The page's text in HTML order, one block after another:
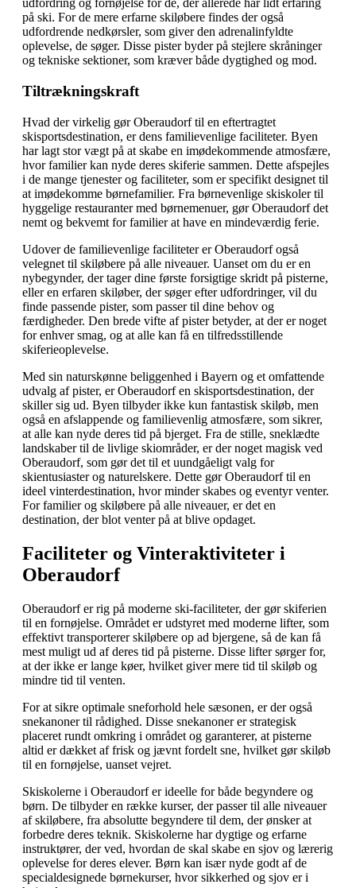
udfordring og fornøjelse for de, der allerede har lidt erfaring
på ski. For de mere erfarne skiløbere findes der også
udfordrende nedkørsler, som giver den adrenalinfyldte
oplevelse, de søger. Disse pister byder på stejlere skråninger
og tekniske sektioner, som kræver både dygtighed og mod.
Tiltrækningskraft
Hvad der virkelig gør Oberaudorf til en eftertragtet
skisportsdestination, er dens familievenlige faciliteter. Byen
har lagt stor vægt på at skabe en imødekommende atmosfære,
hvor familier kan nyde deres skiferie sammen. Dette afspejles
i de mange tjenester og faciliteter, som er specifikt designet til
at imødekomme børnefamilier. Fra børnevenlige skiskoler til
hyggelige restauranter med børnemenuer, gør Oberaudorf det
nemt og bekvemt for familier at have en mindeværdig ferie.
Udover de familievenlige faciliteter er Oberaudorf også
velegnet til skiløbere på alle niveauer. Uanset om du er en
nybegynder, der tager dine første forsigtige skridt på pisterne,
eller en erfaren skiløber, der søger efter udfordringer, vil du
finde passende pister, som passer til dine behov og
færdigheder. Den brede vifte af pister betyder, at der er noget
for enhver smag, og at alle kan få en tilfredsstillende
skiferieoplevelse.
Med sin naturskønne beliggenhed i Bayern og et omfattende
udvalg af pister, er Oberaudorf en skisportsdestination, der
skiller sig ud. Byen tilbyder ikke kun fantastisk skiløb, men
også en afslappende og familievenlig atmosfære, som sikrer,
at alle kan nyde deres tid på bjerget. Fra de stille, sneklædte
landskaber til de livlige skiområder, er der noget magisk ved
Oberaudorf, som gør det til et uundgåeligt valg for
skientusiaster og naturelskere. Dette gør Oberaudorf til en
ideel vinterdestination, hvor minder skabes og eventyr venter.
For familier og skiløbere på alle niveauer, er det en
destination, der blot venter på at blive opdaget.
Faciliteter og Vinteraktiviteter i
Oberaudorf
Oberaudorf er rig på moderne ski-faciliteter, der gør skiferien
til en fornøjelse. Området er udstyret med moderne lifter, som
effektivt transporterer skiløbere op ad bjergene, så de kan få
mest muligt ud af deres tid på pisterne. Disse lifter sørger for,
at der ikke er lange køer, hvilket giver mere tid til skiløb og
mindre tid til venten.
For at sikre optimale sneforhold hele sæsonen, er der også
snekanoner til rådighed. Disse snekanoner er strategisk
placeret rundt omkring i området og garanterer, at pisterne
altid er dækket af frisk og jævnt fordelt sne, hvilket gør skiløb
til en fornøjelse, uanset vejret.
Skiskolerne i Oberaudorf er ideelle for både begyndere og
børn. De tilbyder en række kurser, der passer til alle niveauer
af skiløbere, fra absolutte begyndere til dem, der ønsker at
forbedre deres teknik. Skiskolerne har dygtige og erfarne
instruktører, der ved, hvordan de skal skabe en sjov og lærerig
oplevelse for deres elever. Børn kan især nyde godt af de
specialdesignede børnekurser, hvor sikkerhed og sjov er i